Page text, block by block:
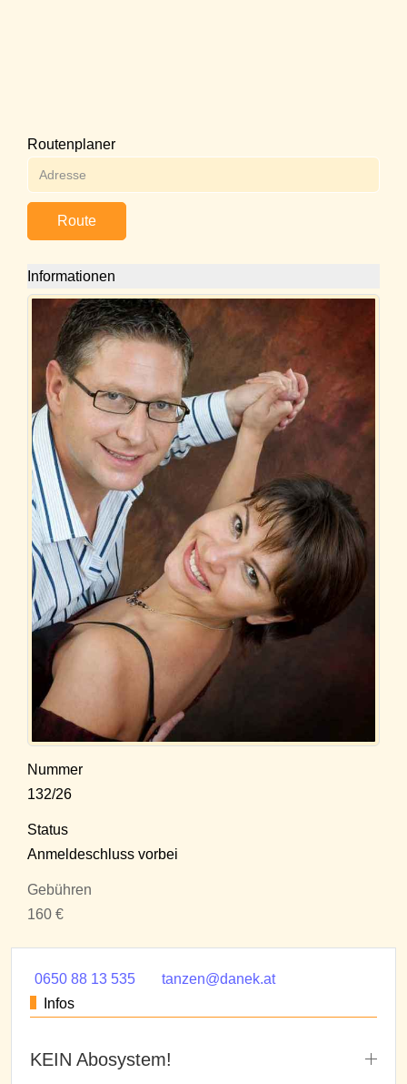
Routenplaner
Route
Informationen
Nummer
132/26
Status
Anmeldeschluss vorbei
Gebühren
160 €
0650 88 13 535
tanzen@danek.at
Infos
KEIN Abosystem!